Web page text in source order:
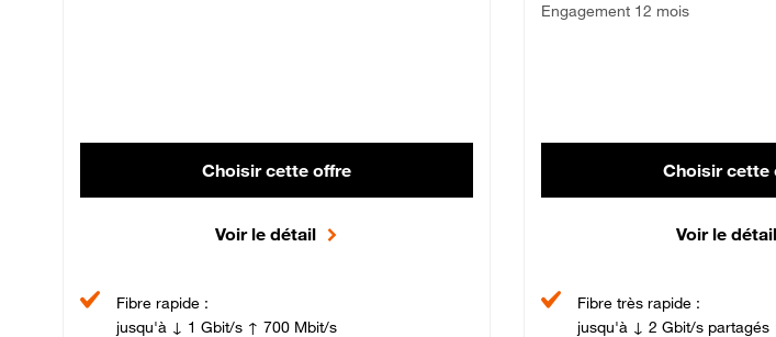
Choisir cette offre
Voir le détail
Fibre rapide :
jusqu'à ↓ 1 Gbit/s ↑ 700 Mbit/s
Engagement 12 mois
Choisir cette
Voir le détail
Fibre très rapide :
jusqu'à ↓ 2 Gbit/s partagés